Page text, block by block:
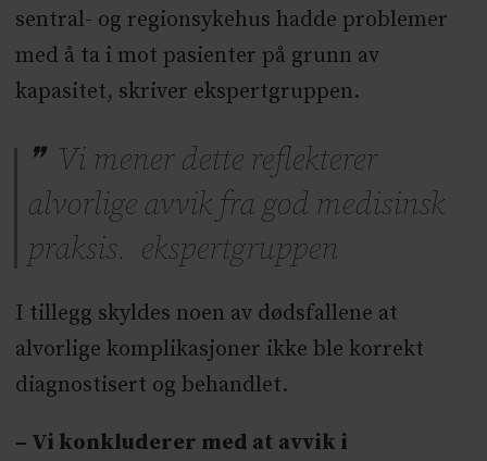
sentral- og regionsykehus hadde problemer
med å ta i mot pasienter på grunn av
kapasitet, skriver ekspertgruppen.
Vi mener dette reflekterer
alvorlige avvik fra god medisinsk
praksis. ekspertgruppen
I tillegg skyldes noen av dødsfallene at
alvorlige komplikasjoner ikke ble korrekt
diagnostisert og behandlet.
– Vi konkluderer med at avvik i